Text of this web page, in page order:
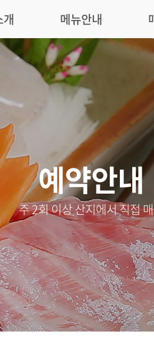
개 메뉴안내
예약안내
주 2회 이상 산지에서 직접